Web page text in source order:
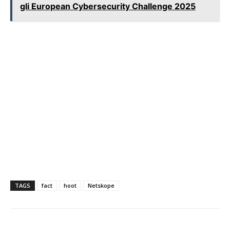
gli European Cybersecurity Challenge 2025
TAGS fact hoot Netskope